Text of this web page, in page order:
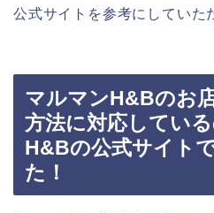
公式サイトを参考にしていた
マルマンH&Bのお
方法に対応してい
H&Bの公式サイト
た！